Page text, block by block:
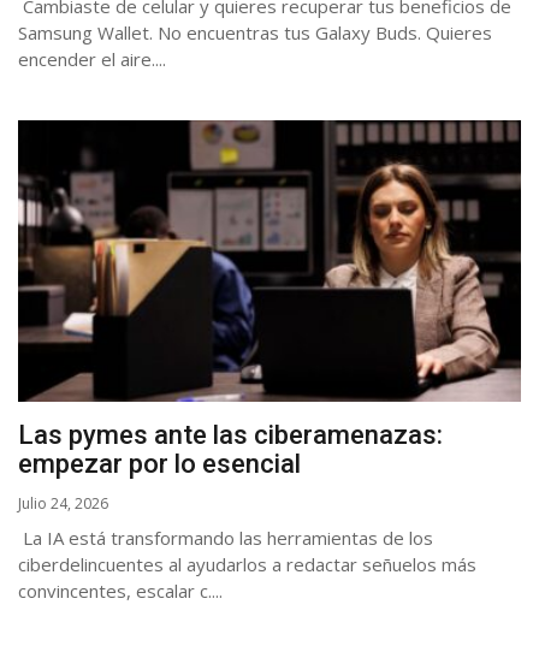
Cambiaste de celular y quieres recuperar tus beneficios de
Samsung Wallet. No encuentras tus Galaxy Buds. Quieres
encender el aire....
Las pymes ante las ciberamenazas:
empezar por lo esencial
Julio 24, 2026
La IA está transformando las herramientas de los
ciberdelincuentes al ayudarlos a redactar señuelos más
convincentes, escalar c....